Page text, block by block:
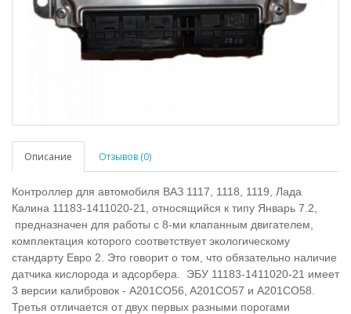
Описание Отзывов (0)
Контроллер для автомобиля ВАЗ 1117, 1118, 1119, Лада
Калина 11183-1411020-21, относящийся к типу Январь 7.2,
предназначен для работы с 8-ми клапанным двигателем,
комплектация которого соответствует экологическому
стандарту Евро 2. Это говорит о том, что обязательно наличие
датчика кислорода и адсорбера. ЭБУ 11183-1411020-21 имеет
3 версии калибровок - A201CO56, A201CO57 и A201CO58.
Третья отличается от двух первых разными порогами